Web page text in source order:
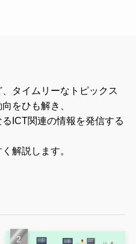
タイムリーなトピックス
をひも解き、
ICT関連の情報を発信する
解説します。